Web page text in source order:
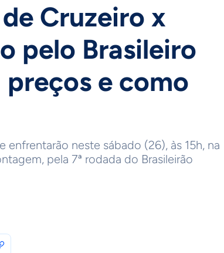
Cruzeiro x
pelo Brasileiro
e como
enfrentarão neste sábado (26), às 15h, na
pela 7ª rodada do Brasileirão